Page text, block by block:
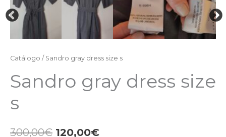
Catálogo / Sandro gray dress size s
Sandro gray dress size
s
300,00€ 120,00€